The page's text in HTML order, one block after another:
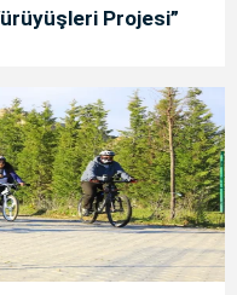
Projesi”